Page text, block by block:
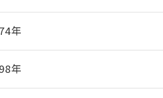
年
年